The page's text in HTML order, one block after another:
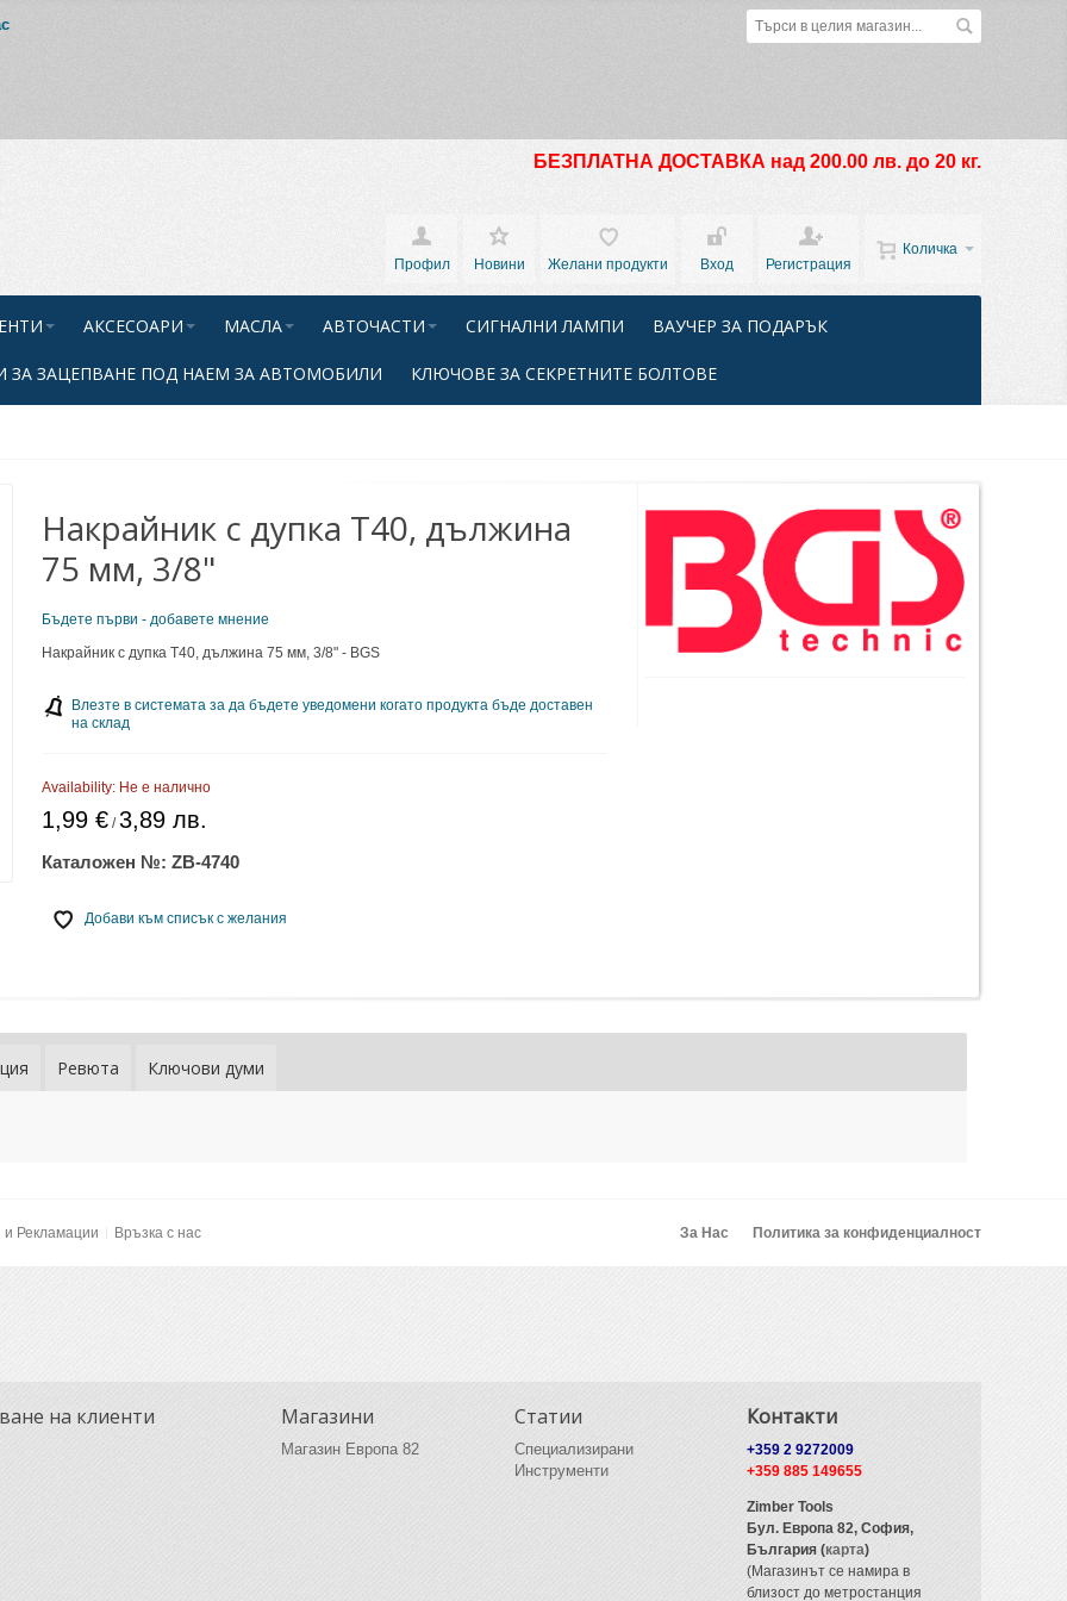
БЕЗПЛАТНА ДОСТАВКА над 200.00 лв. до 20 кг.
Количка
Профил
Новини Желани продукти Вход Регистрация
АКСЕСОАРИ МАСЛА АВТОЧАСТИ СИГНАЛНИ ЛАМПИ ВАУЧЕР ЗА ПОДАРЪК
ЗА ЗАЦЕПВАНЕ ПОД НАЕМ ЗА АВТОМОБИЛИ КЛЮЧОВЕ ЗА СЕКРЕТНИТЕ БОЛТОВЕ
Накрайник с дупка T40, дължина
75 мм, 3/8"
Бъдете първи - добавете мнение
Накрайник с дупка T40, дължина 75 мм, 3/8" - BGS
Влезте в системата за да бъдете уведомени когато продукта бъде доставен
на склад
Availability: Не е налично
1,99 € /3,89 лв.
Каталожен №:ZB-4740
Добави към списък с желания
Ревюта Ключови думи
и Рекламации Връзка с нас За Нас Политика за конфиденциалност
на клиенти Магазини
Магазин Европа 82
Статии
Специализирани
Инструменти
Контакти
+359 2 9272009
+359 885 149655
Zimber Tools
Бул. Европа 82,София,
България (карта)
(Магазинът се намира в
близост до метростанция